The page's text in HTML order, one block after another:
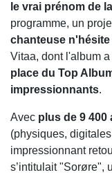
le vrai prénom de
programme, un
chanteuse
Vitaa, dont l'album
place du Top
impressionnants.
Avec plus de 9
(physiques,
impressionnant
s’intitulait "Sorøre",